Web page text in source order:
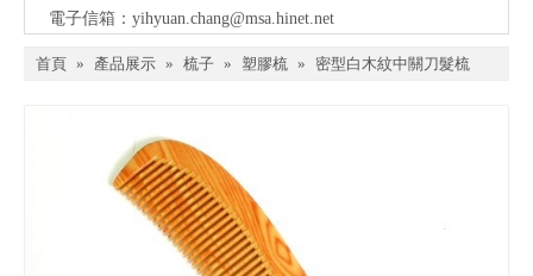
電子信箱： yihyuan.chang@msa.hinet.net
首頁 » 產品展示 » 梳子 » 塑膠梳 » 密型白木紋中關刀髮梳